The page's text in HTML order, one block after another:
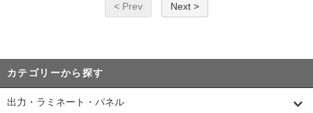
< Prev Next >
カテゴリーから探す
出力・ラミネート・パネル